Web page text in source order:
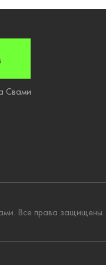
Свами
Все права защищены.